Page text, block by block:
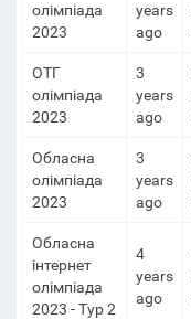
олімпіада
2023
years
ago
ОТГ
олімпіада
2023
3
years
ago
Обласна
олімпіада
2023
3
years
ago
Обласна
інтернет
олімпіада
2023 - Тур 2
4
years
ago